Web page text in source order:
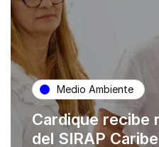
Medio Ambiente
Cardique recibe
del SIRAP